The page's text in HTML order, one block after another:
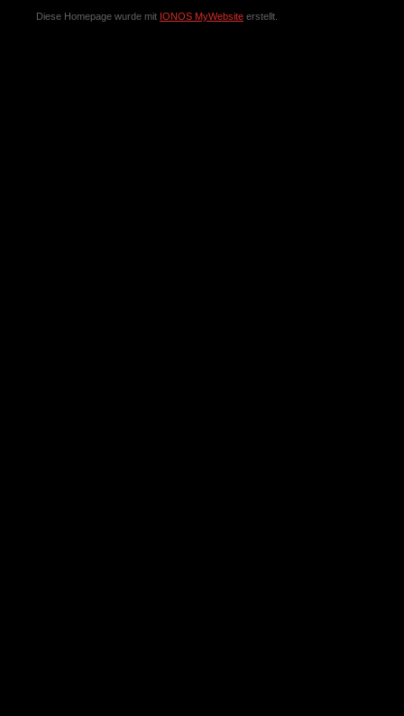
Diese Homepage wurde mit IONOS MyWebsite erstellt.